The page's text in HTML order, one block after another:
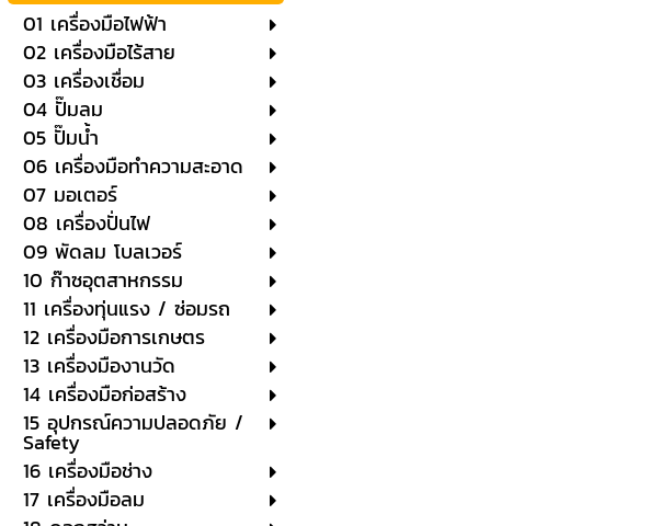
01 เครื่องมือไฟฟ้า
02 เครื่องมือไร้สาย
03 เครื่องเชื่อม
04 ปั๊มลม
05 ปั๊มน้ำ
06 เครื่องมือทำความสะอาด
07 มอเตอร์
08 เครื่องปั่นไฟ
09 พัดลม โบลเวอร์
10 ก๊าซอุตสาหกรรม
11 เครื่องทุ่นแรง / ซ่อมรถ
12 เครื่องมือการเกษตร
13 เครื่องมืองานวัด
14 เครื่องมือก่อสร้าง
15 อุปกรณ์ความปลอดภัย /
Safety
16 เครื่องมือช่าง
17 เครื่องมือลม